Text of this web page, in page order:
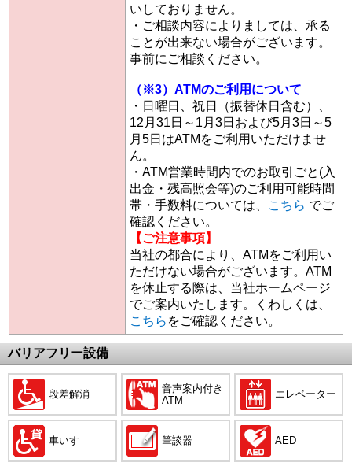
いしておりません。
・ご相談内容によりましては、承る
ことが出来ない場合がございます。
事前にご相談ください。
（※3）ATMのご利用について
・日曜日、祝日（振替休日含む）、
12月31日～1月3日および5月3日～5
月5日はATMをご利用いただけませ
ん。
・ATM営業時間内でのお取引ごと(入
出金・残高照会等)のご利用可能時間
帯・手数料については、
こちら でご
確認ください。
【ご注意事項】
当社の都合により、ATMをご利用い
ただけない場合がございます。ATM
を休止する際は、当社ホームページ
でご案内いたします。くわしくは、
こちら をご確認ください。
バリアフリー設備
段差解消
音声案内付き
ATM
エレベーター
車いす 筆談器 AED